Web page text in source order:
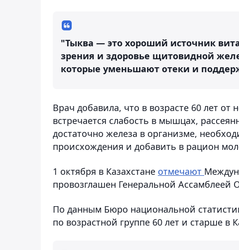
"Тыква — это хороший источник
зрения и здоровье щитовидной
которые уменьшают отеки и
Врач добавила, что в возрасте 60 лет от
встречается слабость в мышцах,
достаточно железа в организме,
происхождения и добавить в рацион
1 октября в Казахстане отмечают
провозглашен Генеральной Ассамблеей
По данным Бюро национальной
по возрастной группе 60 лет и старше в